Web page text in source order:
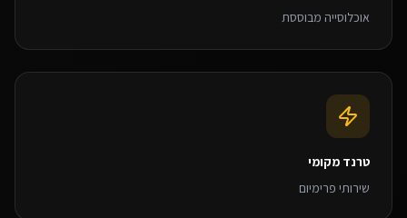
אוכלוסייה מבוססת
טרנד מקומי
שירותי פרימיום